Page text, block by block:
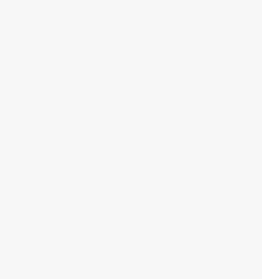
1匹 空调热卖
一级能效 卧室变频冷暖轻音